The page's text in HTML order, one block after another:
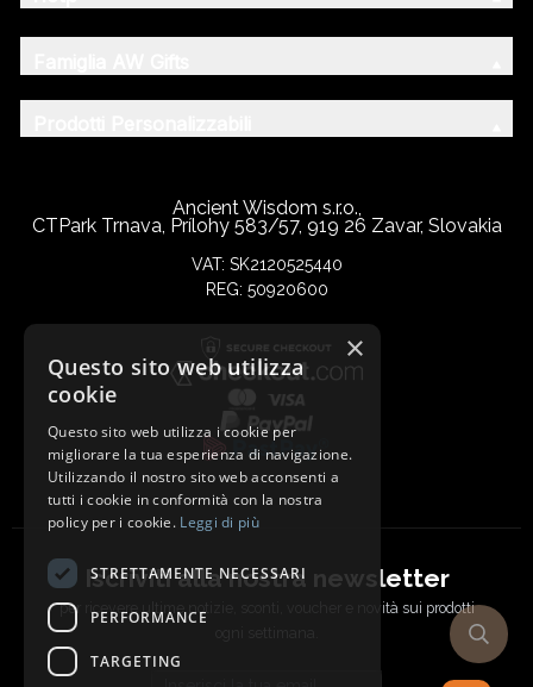
Ancient Wisdom s.r.o.,
CTPark Trnava, Prílohy 583/57, 919 26 Zavar, Slovakia
VAT: SK2120525440
REG: 50920600
Iscriviti alla nostra newsletter
per ricevere ultime notizie, sconti, voucher e novità sui prodotti
×
Questo sito web utilizza
cookie
Questo sito web utilizza i cookie per
migliorare la tua esperienza di navigazione.
Utilizzando il nostro sito web acconsenti a
tutti i cookie in conformità con la nostra
policy per i cookie. Leggi di più
STRETTAMENTE NECESSARI
PERFORMANCE
TARGETING